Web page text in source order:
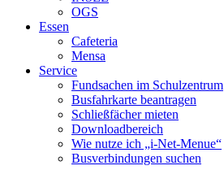
OGS
Essen
Cafeteria
Mensa
Service
Fundsachen im Schulzentrum
Busfahrkarte beantragen
Schließfächer mieten
Downloadbereich
Wie nutze ich „i-Net-Menue“
Busverbindungen suchen